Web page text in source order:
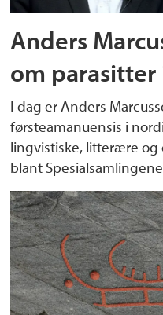
Anders
om
I dag er Anders
førsteamanuensis i
lingvistiske, litterære og
blant